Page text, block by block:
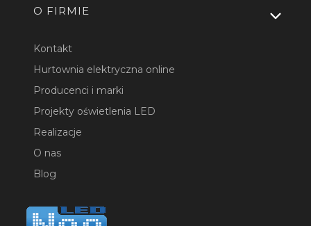
O FIRMIE
Kontakt
Hurtownia elektryczna online
Producenci i marki
Projekty oświetlenia LED
Realizacje
O nas
Blog